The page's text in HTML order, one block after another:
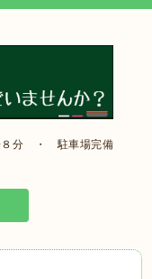
８分 ・ 駐車場完備